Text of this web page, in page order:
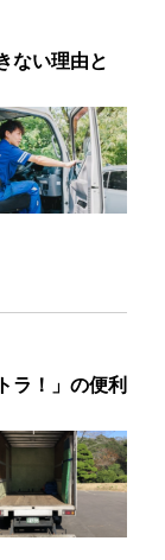
ない理由と
ラ！」の便利